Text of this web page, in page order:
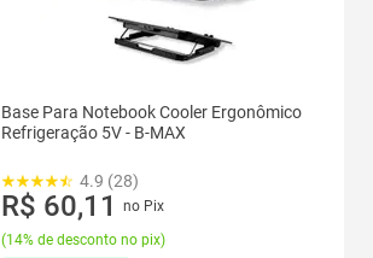
Base Para Notebook Cooler Ergonômico
Refrigeração 5V - B-MAX
4.9 (28)
R$ 60,11
no Pix
(14% de desconto no pix)